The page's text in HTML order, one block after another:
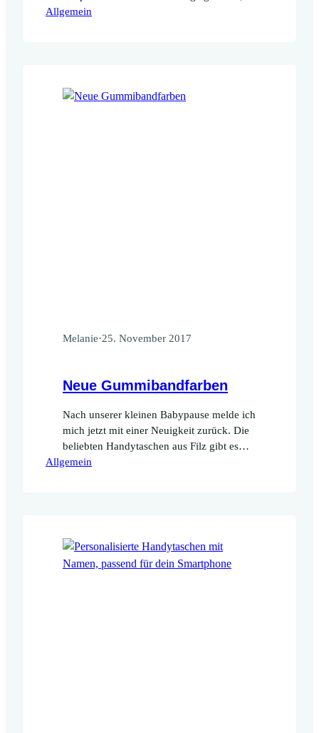
welche Flexfolie auf dem Filz gut hält, jetzt
Glanz.
Allgemein
Melanie·25. November 2017
Neue Gummibandfarben
Nach unserer kleinen Babypause melde ich
mich jetzt mit einer Neuigkeit zurück. Die
beliebten Handytaschen aus Filz gibt es
jetzt mit drei neuen Gummibandfarben:
Allgemein